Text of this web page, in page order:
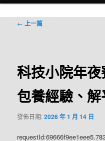
文
← 上一篇
科技小院年
包養經驗、
發佈日期:2026 年 1 月 14 日